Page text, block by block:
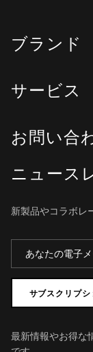
ブランド
サービス
お問い合
ニュース
新製品やコラボレ
サブスクリプシ
最新情報やお得な